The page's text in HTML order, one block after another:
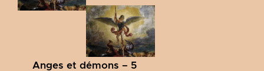
Anges et démons – 5